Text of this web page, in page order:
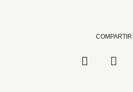
COMPARTIR